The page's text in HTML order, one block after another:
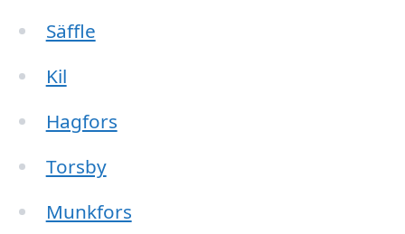
Säffle
Kil
Hagfors
Torsby
Munkfors